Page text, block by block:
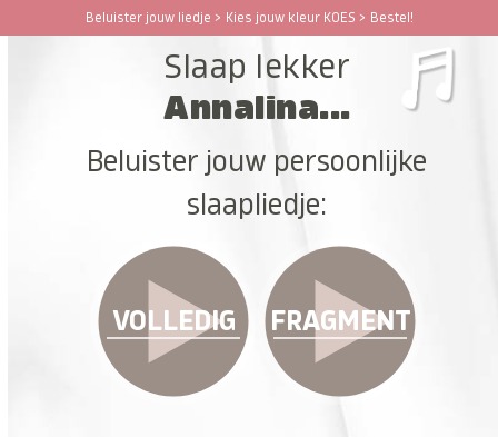
Beluister jouw liedje > Kies jouw kleur KOES > Bestel!
Open
Close
Slaap lekker
Annalina...
Beluister jouw persoonlijke
slaapliedje:
VOLLEDIG FRAGMENT